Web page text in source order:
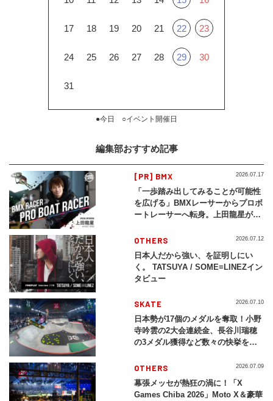
17 18 19 20 21 22 23
24 25 26 27 28 29 30
31
●今日 ○イベント開催日
編集部おすすめ記事
[PR] BMX
「一歩踏み出してみることが可能性
を広げる」BMXレーサーからプロボ
ートレーサーへ転身。上田龍星が体
2026.07.17
OTHERS
日本人だから強い、を証明しにい
く。 TATSUYA / SOME≡LINEZイン
タビュー
2026.07.12
SKATE
日本勢が17個のメダルを奪取！小野
寺吟雲の2大会連続金、長谷川瑞穂
の3メダル獲得など数々の快挙をプ
2026」
2026.07.10
OTHERS
幕張メッセが熱狂の渦に！「X
Games Chiba 2026」Moto X＆豪華
2026.07.09